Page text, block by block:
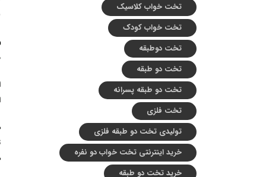
تخت خواب کلاسیک
تخت خواب کودک
تخت دوطبقه
تخت دو طبقه
تخت دو طبقه پسرانه
تخت فلزی
تولیدی تخت دو طبقه فلزی
خرید اینترنتی تخت خواب دو نفره
خرید تخت دو طبقه